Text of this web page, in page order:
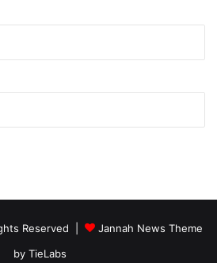
Reserved |
Jannah News Theme
by TieLabs